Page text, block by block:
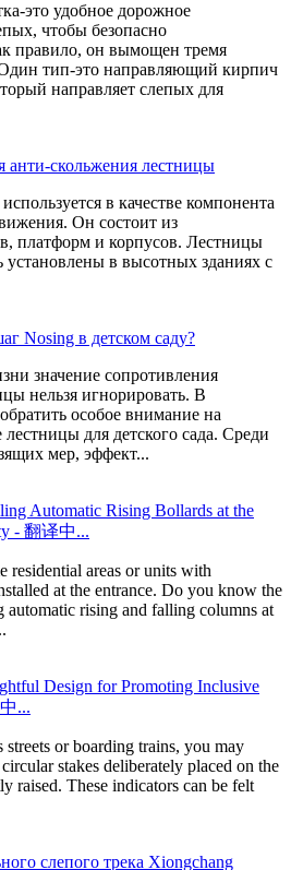
это удобное дорожное
чтобы безопасно
правило, он вымощен тремя
тип-это направляющий кирпич
направляет слепых для
анти-скольжения лестницы
в качестве компонента
Он состоит из
платформ и корпусов. Лестницы
в высотных зданиях с
Nosing в детском саду?
значение сопротивления
нельзя игнорировать. В
особое внимание на
для детского сада. Среди
мер, эффект...
Automatic Rising Bollards at the
- 翻译中...
residential areas or units with
at the entrance. Do you know the
automatic rising and falling columns at
Design for Promoting Inclusive
...
or boarding trains, you may
stakes deliberately placed on the
raised. These indicators can be felt
слепого трека Xiongchang